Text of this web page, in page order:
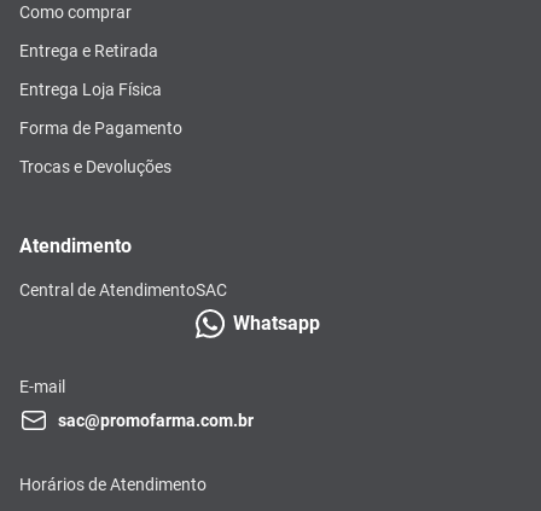
Como comprar
Entrega e Retirada
Entrega Loja Física
Forma de Pagamento
Trocas e Devoluções
Atendimento
Central de AtendimentoSAC
Whatsapp
E-mail
sac@promofarma.com.br
Horários de Atendimento